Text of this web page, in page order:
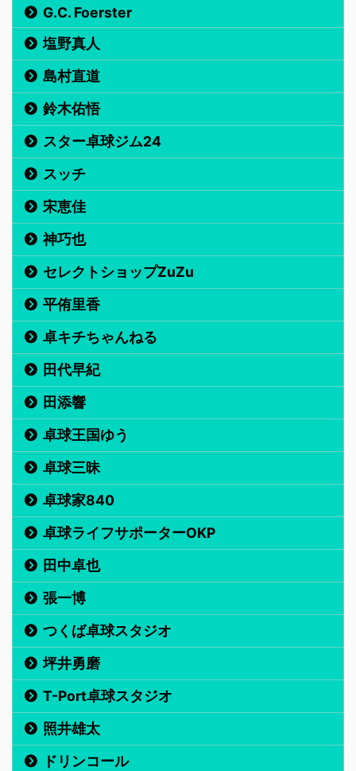
G.C. Foerster
塩野真人
島村直道
鈴木佑悟
スター卓球ジム24
スッチ
宋恵佳
神巧也
セレクトショップZuZu
平侑里香
卓キチちゃんねる
田代早紀
田添響
卓球王国ゆう
卓球三昧
卓球家840
卓球ライフサポーターOKP
田中卓也
張一博
つくば卓球スタジオ
坪井勇磨
T-Port卓球スタジオ
照井雄太
ドリンコール